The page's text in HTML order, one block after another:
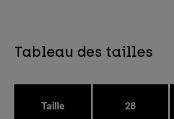
Tableau des tailles
Taille 28